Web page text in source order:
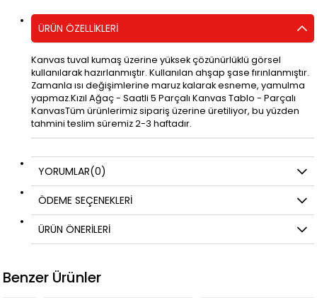
ÜRÜN ÖZELLIKLERI
Kanvas tuval kumaş üzerine yüksek çözünürlüklü görsel
kullanılarak hazırlanmıştır. Kullanılan ahşap şase fırınlanmıştır.
Zamanla ısı değişimlerine maruz kalarak esneme, yamulma
yapmaz.Kızıl Ağaç - Saatli 5 Parçalı Kanvas Tablo - Parçalı
KanvasTüm ürünlerimiz sipariş üzerine üretiliyor, bu yüzden
tahmini teslim süremiz 2-3 haftadır.
YORUMLAR(0)
ÖDEME SEÇENEKLERI
ÜRÜN ÖNERILERI
Benzer Ürünler